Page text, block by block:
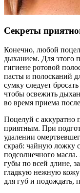
Секреты
Конечно, любой
дыханием. Для этого
гигиене ротовой
пасты и полосканий
сумку следует
чтобы освежить
во время приема
Поцелуй с аккуратно
приятным. При
удалении
скраб: чайную ложку
подсолнечного
губы по всей длине,
гладкую нежную кожу
для губ и подождать,